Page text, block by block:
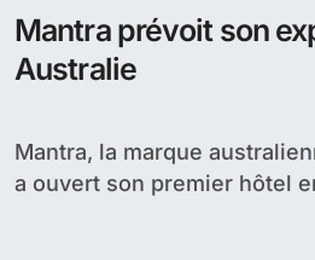
Mantra prévoit son
Australie
Mantra, la marque australienne d’hôtels de luxe,
a ouvert son premier hôtel